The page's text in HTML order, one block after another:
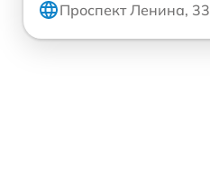
Проспект Ленина, 33